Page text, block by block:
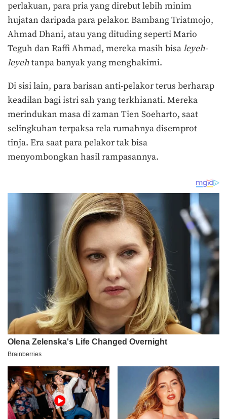
perlakuan, para pria yang direbut lebih minim
hujatan daripada para pelakor. Bambang Triatmojo,
Ahmad Dhani, atau yang dituding seperti Mario
Teguh dan Raffi Ahmad, mereka masih bisaleyeh-
leyehtanpa banyak yang menghakimi.
Di sisi lain, para barisan anti-pelakor terus berharap
keadilan bagi istri sah yang terkhianati. Mereka
merindukan masa di zaman Tien Soeharto, saat
selingkuhan terpaksa rela rumahnya disemprot
tinja. Era saat para pelakor tak bisa
menyombongkan hasil rampasannya.